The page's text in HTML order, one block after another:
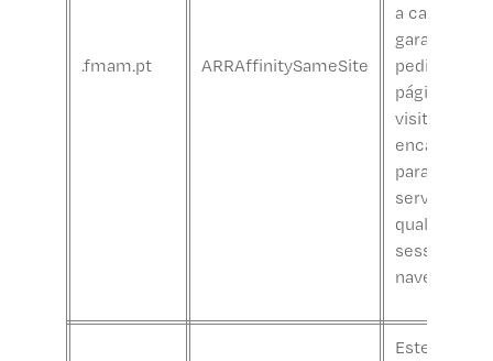
.fmam.pt ARRAffinitySameSite
a carga para
garantir
pedidos da
página do
visitante
para o
servidor em
qualquer
sessão de
navegação.
Este cookie